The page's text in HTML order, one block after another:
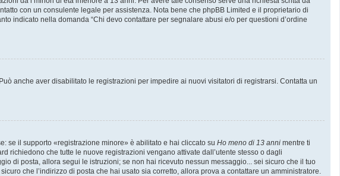
con un consulente legale per assistenza. Nota bene che phpBB Limited e il proprietario di
indicato nella domanda “Chi devo contattare per segnalare abusi e/o per questioni d’ordine
anche aver disabilitato le registrazioni per impedire ai nuovi visitatori di registrarsi. Contatta un
se il supporto «registrazione minore» è abilitato e hai cliccato su Ho meno di 13 anni mentre ti
richiedono che tutte le nuove registrazioni vengano attivate dall’utente stesso o dagli
di posta, allora segui le istruzioni; se non hai ricevuto nessun messaggio... sei sicuro che il tuo
che l’indirizzo di posta che hai usato sia corretto, allora prova a contattare un amministratore.